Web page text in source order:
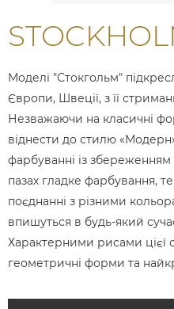
Моделі "Стокгольм"
Європи, Швеції, з її
Незважаючи на класичні
віднести до стилю
фарбуванні із
пазах гладке фарбування,
поєднанні з різними
впишуться в будь-який
Характерними рисами цієї
геометричні форми та